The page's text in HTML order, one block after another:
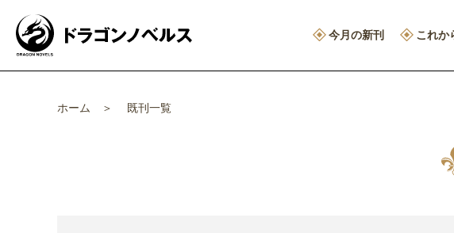
今月の新刊 これか
ホーム 既刊一覧